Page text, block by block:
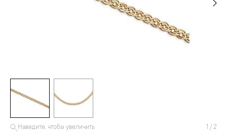
Наведите, чтобы увеличить 1 / 2